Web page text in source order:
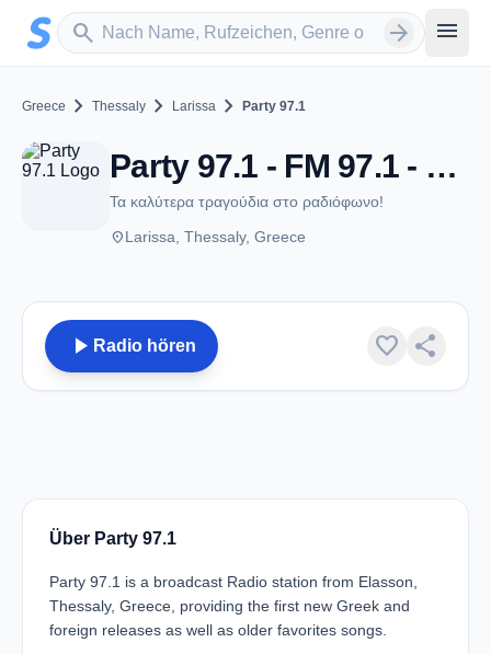
Zum Hauptinhalt springen
search
Sender suchen arrow_forward menu
Greece chevron_right Thessaly chevron_right Larissa chevron_right Party 97.1
Party 97.1 - FM 97.1 - Larissa
Τα καλύτερα τραγούδια στο ραδιόφωνο!
placeLarissa, Thessaly, Greece
play_arrow Radio hören favorite share
Über Party 97.1
Party 97.1 is a broadcast Radio station from Elasson,
Thessaly, Greece, providing the first new Greek and
foreign releases as well as older favorites songs.